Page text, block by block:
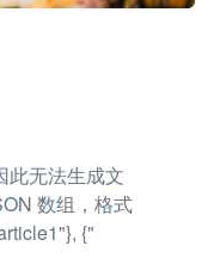
此无法生成文
数组，格式
{"